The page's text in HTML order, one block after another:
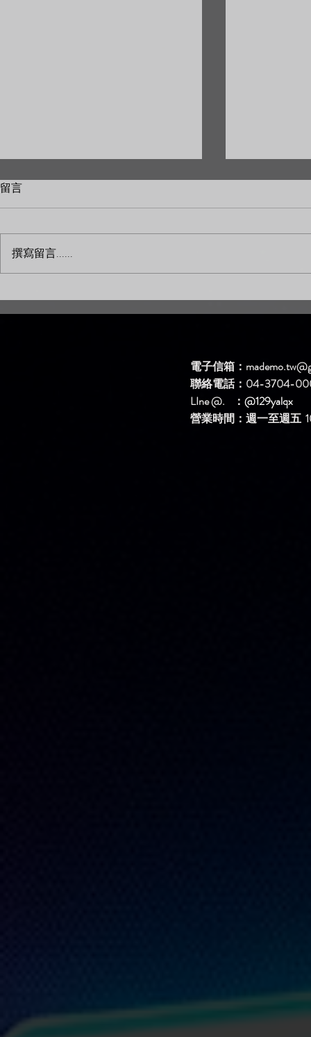
新歌DEMO區上架新歌啦！
【簡單問題】
新歌DEMO
【生氣】
留言
撰寫留言......
電子信箱：
聯絡電話：04-3704-
LIne @. ： @129yalqx
營業時間：週一至週五